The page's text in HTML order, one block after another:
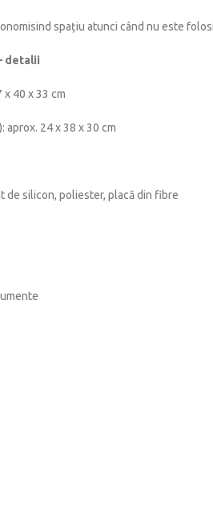
spațiu atunci când nu este
detalii
x 40 x 33 cm
aprox. 24 x 38 x 30 cm
de silicon, poliester, placă din fibre